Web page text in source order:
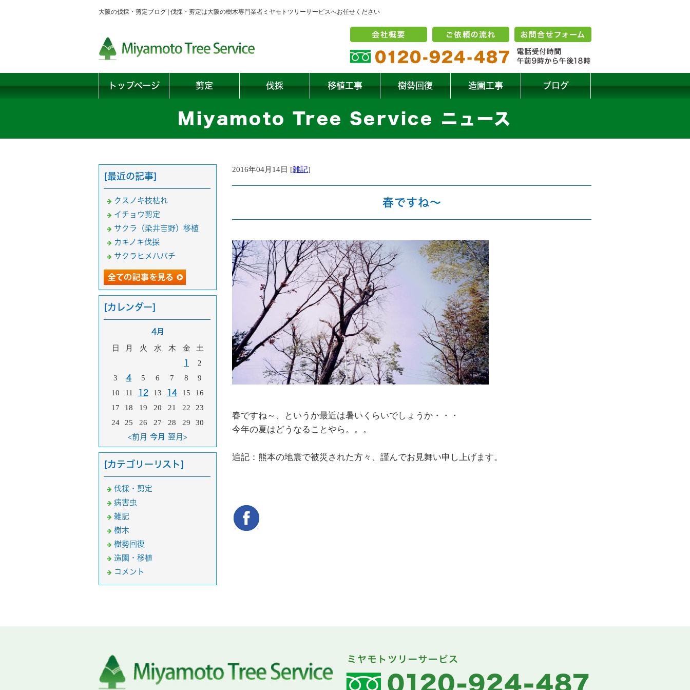
大阪の伐採・剪定ブログ | 伐採・剪定は大阪の樹木専門業者ミヤモトツリーサービスへお任せください
トップページ 剪定 伐採 移植工事 樹勢回復 造園工事 ブログ
Miyamoto Tree Service ニュース
2016年04月14日 [雑記]
春ですね～
春ですね～、というか最近は暑いくらいでしょうか・・・
今年の夏はどうなることやら。。。
追記：熊本の地震で被災された方々、謹んでお見舞い申し上げます。
[最近の記事]
クスノキ枝枯れ
イチョウ剪定
サクラ（染井吉野）移植
カキノキ伐採
サクラヒメハバチ
[カレンダー]
4月
日 月 火 水 木 金 土
1
2
3
4 5 6 7 8
9
10
11 12 13 14 15
16
17
18 19 20 21 22
23
24
25 26 27 28 29 30
<前月 今月 翌月>
[カテゴリーリスト]
伐採・剪定
病害虫
雑記
樹木
樹勢回復
造園・移植
コメント